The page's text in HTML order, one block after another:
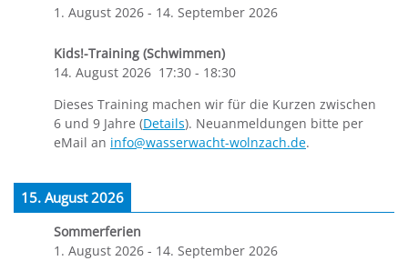
1. August 2026 - 14. September 2026
Kids!-Training (Schwimmen)
14. August 2026 17:30 - 18:30
Dieses Training machen wir für die Kurzen zwischen
6 und 9 Jahre (Details). Neuanmeldungen bitte per
eMail an info@wasserwacht-wolnzach.de.
15. August 2026
Sommerferien
1. August 2026 - 14. September 2026